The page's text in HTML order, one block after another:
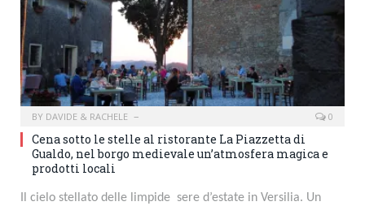
BY DAVIDE & RACHELE 0
Cena sotto le stelle al ristorante La Piazzetta di
Gualdo, nel borgo medievale un’atmosfera magica e
prodotti locali
Il cielo stellato delle limpide sere d’estate in Versilia. Un